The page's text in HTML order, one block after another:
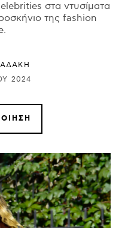
στα ντυσίματα
της fashion
2024